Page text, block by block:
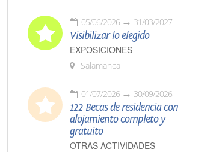
05/06/2026 31/03/2027
Visibilizar lo elegido
EXPOSICIONES
Salamanca
01/07/2026 30/09/2026
122 Becas de residencia con
alojamiento completo y
gratuito
OTRAS ACTIVIDADES